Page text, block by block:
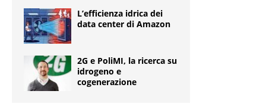
L’efficienza idrica dei
data center di Amazon
2G e PoliMI, la ricerca su
idrogeno e
cogenerazione